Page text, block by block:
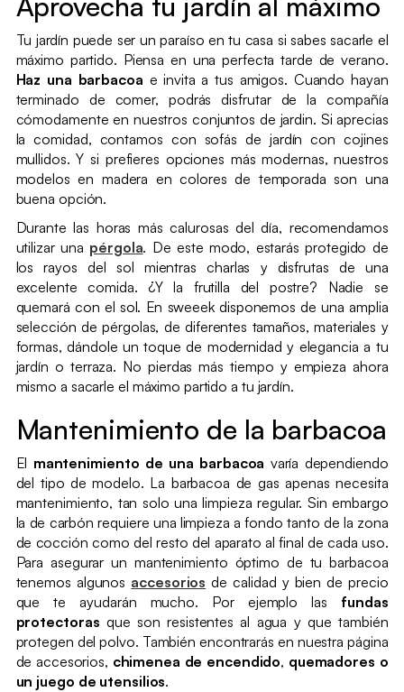
Tu jardín puede ser un paraíso en tu casa si sabes sacarle el
máximo partido. Piensa en una perfecta tarde de verano.
Haz una barbacoa e invita a tus amigos. Cuando hayan
terminado de comer, podrás disfrutar de la compañía
cómodamente en nuestros conjuntos de jardin. Si aprecias
la comidad, contamos con sofás de jardín con cojines
mullidos. Y si prefieres opciones más modernas, nuestros
modelos en madera en colores de temporada son una
buena opción.
Durante las horas más calurosas del día, recomendamos
utilizar una pérgola. De este modo, estarás protegido de
los rayos del sol mientras charlas y disfrutas de una
excelente comida. ¿Y la frutilla del postre? Nadie se
quemará con el sol. En sweeek disponemos de una amplia
selección de pérgolas, de diferentes tamaños, materiales y
formas, dándole un toque de modernidad y elegancia a tu
jardín o terraza. No pierdas más tiempo y empieza ahora
mismo a sacarle el máximo partido a tu jardín.
Mantenimiento de la barbacoa
El mantenimiento de una barbacoa varía dependiendo
del tipo de modelo. La barbacoa de gas apenas necesita
mantenimiento, tan solo una limpieza regular. Sin embargo
la de carbón requiere una limpieza a fondo tanto de la zona
de cocción como del resto del aparato al final de cada uso.
Para asegurar un mantenimiento óptimo de tu barbacoa
tenemos algunos accesorios de calidad y bien de precio
que te ayudarán mucho. Por ejemplo las fundas
protectoras que son resistentes al agua y que también
protegen del polvo. También encontrarás en nuestra página
de accesorios, chimenea de encendido, quemadores o
un juego de utensilios.